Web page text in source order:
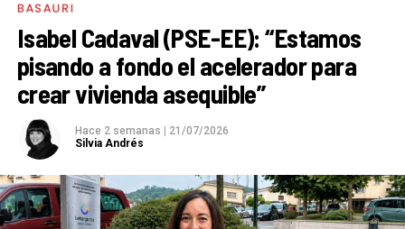
BASAURI
Isabel Cadaval (PSE-EE): “Estamos
pisando a fondo el acelerador para
crear vivienda asequible”
Hace 2 semanas
21/07/2026
Silvia Andrés